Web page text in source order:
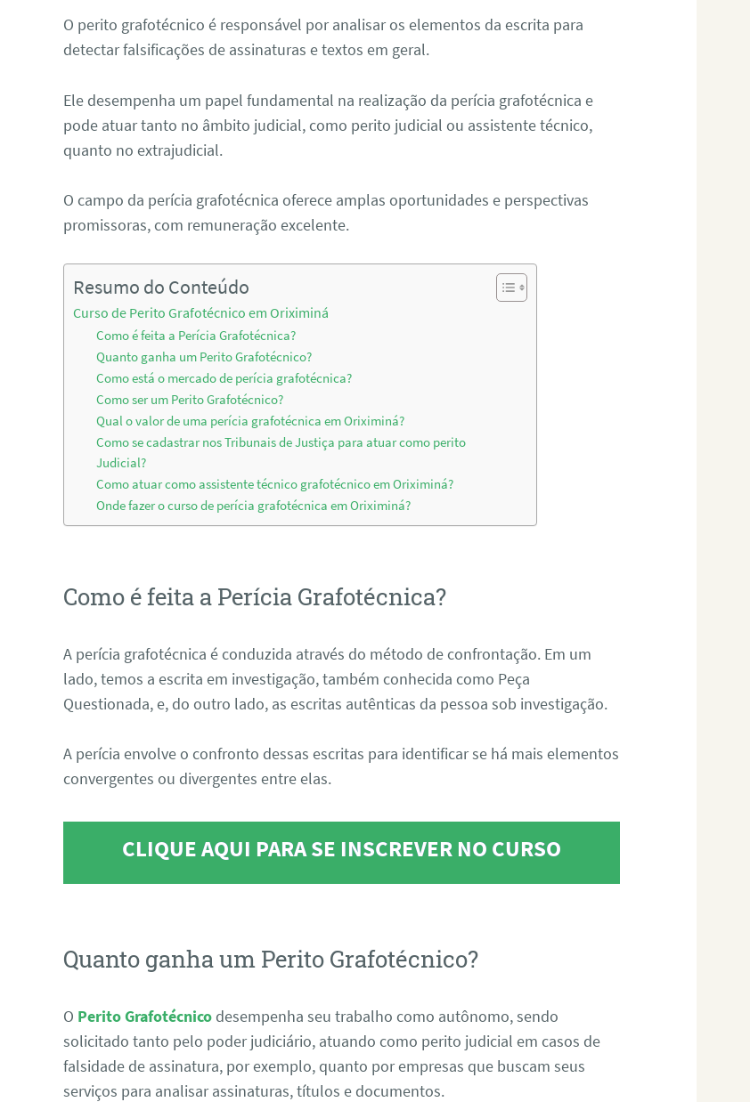
O perito grafotécnico é responsável por analisar os elementos da escrita para
detectar falsificações de assinaturas e textos em geral.
Ele desempenha um papel fundamental na realização da perícia grafotécnica e
pode atuar tanto no âmbito judicial, como perito judicial ou assistente técnico,
quanto no extrajudicial.
O campo da perícia grafotécnica oferece amplas oportunidades e perspectivas
promissoras, com remuneração excelente.
Resumo do Conteúdo
Curso de Perito Grafotécnico em Oriximiná
Como é feita a Perícia Grafotécnica?
Quanto ganha um Perito Grafotécnico?
Como está o mercado de perícia grafotécnica?
Como ser um Perito Grafotécnico?
Qual o valor de uma perícia grafotécnica em Oriximiná?
Como se cadastrar nos Tribunais de Justiça para atuar como perito
Judicial?
Como atuar como assistente técnico grafotécnico em Oriximiná?
Onde fazer o curso de perícia grafotécnica em Oriximiná?
Como é feita a Perícia Grafotécnica?
A perícia grafotécnica é conduzida através do método de confrontação. Em um
lado, temos a escrita em investigação, também conhecida como Peça
Questionada, e, do outro lado, as escritas autênticas da pessoa sob investigação.
A perícia envolve o confronto dessas escritas para identificar se há mais elementos
convergentes ou divergentes entre elas.
CLIQUE AQUI PARA SE INSCREVER NO CURSO
Quanto ganha um Perito Grafotécnico?
O Perito Grafotécnico desempenha seu trabalho como autônomo, sendo
solicitado tanto pelo poder judiciário, atuando como perito judicial em casos de
falsidade de assinatura, por exemplo, quanto por empresas que buscam seus
serviços para analisar assinaturas, títulos e documentos.